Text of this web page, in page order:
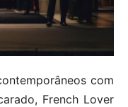
com
French Lover